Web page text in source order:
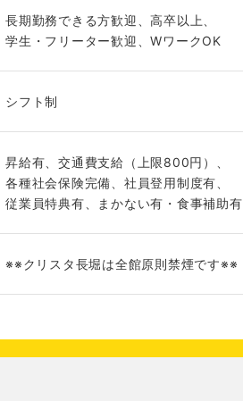
長期勤務できる方歓迎、高卒以上、
学生・フリーター歓迎、WワークOK
シフト制
昇給有、交通費支給（上限800円）、
各種社会保険完備、社員登用制度有、
従業員特典有、まかない有・食事補助有
※※クリスタ長堀は全館原則禁煙です※※